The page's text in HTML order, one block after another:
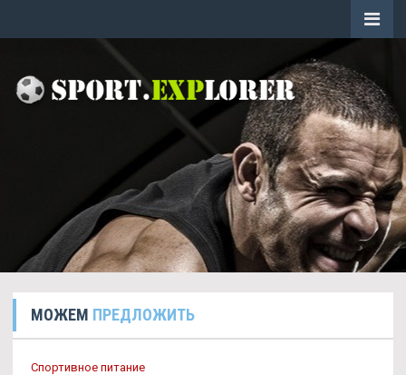
МОЖЕМ ПРЕДЛОЖИТЬ
Спортивное питание